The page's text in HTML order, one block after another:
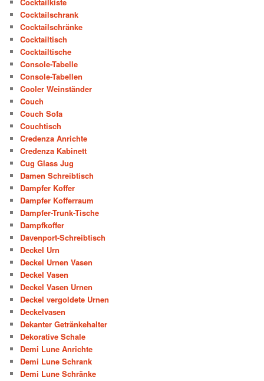
Cocktailschrank
Cocktailschränke
Cocktailtisch
Cocktailtische
Console-Tabelle
Console-Tabellen
Cooler Weinständer
Couch
Couch Sofa
Couchtisch
Credenza Anrichte
Credenza Kabinett
Cug Glass Jug
Damen Schreibtisch
Dampfer Koffer
Dampfer Kofferraum
Dampfer-Trunk-Tische
Dampfkoffer
Davenport-Schreibtisch
Deckel Urn
Deckel Urnen Vasen
Deckel Vasen
Deckel Vasen Urnen
Deckel vergoldete Urnen
Deckelvasen
Dekanter Getränkehalter
Dekorative Schale
Demi Lune Anrichte
Demi Lune Schrank
Demi Lune Schränke